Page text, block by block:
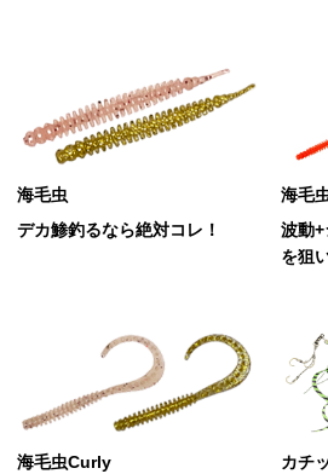
海毛虫
デカ鯵釣るなら絶対コレ！
海毛
波動
を狙
海毛虫Curly
カチ